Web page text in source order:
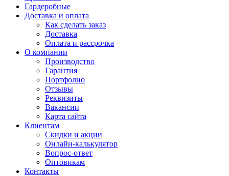
Гардеробные
Доставка и оплата
Как сделать заказ
Доставка
Оплата и рассрочка
О компании
Производство
Гарантия
Портфолио
Отзывы
Реквизиты
Вакансии
Карта сайта
Клиентам
Скидки и акции
Онлайн-калькулятор
Вопрос-ответ
Оптовикам
Контакты